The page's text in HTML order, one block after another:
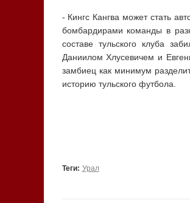
- Кингс Кангва может стать
бомбардирами команды в
составе тульского клуба
Даниилом Хлусевичем и
замбиец как минимум
историю тульского футбола.
Теги: Урал